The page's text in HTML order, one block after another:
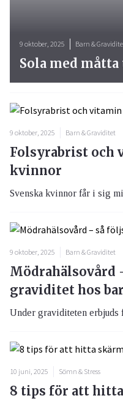
9 oktober, 2025 Barn &
Sola med
9 oktober, 2025 Barn & Graviditet
Folsyrabrist och
kvinnor
Svenska kvinnor får i sig
9 oktober, 2025 Barn & Graviditet
Mödrahälsovård
graviditet hos
Under graviditeten erbjuds
10 juni, 2025 Sömn & Stress
8 tips för att